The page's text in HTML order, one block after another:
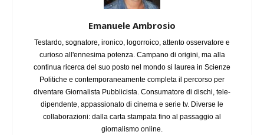
Emanuele Ambrosio
Testardo, sognatore, ironico, logorroico, attento osservatore e
curioso all'ennesima potenza. Campano di origini, ma alla
continua ricerca del suo posto nel mondo si laurea in Scienze
Politiche e contemporaneamente completa il percorso per
diventare Giornalista Pubblicista. Consumatore di dischi, tele-
dipendente, appassionato di cinema e serie tv. Diverse le
collaborazioni: dalla carta stampata fino al passaggio al
giornalismo online.